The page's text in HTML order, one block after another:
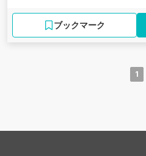
ブックマーク
1